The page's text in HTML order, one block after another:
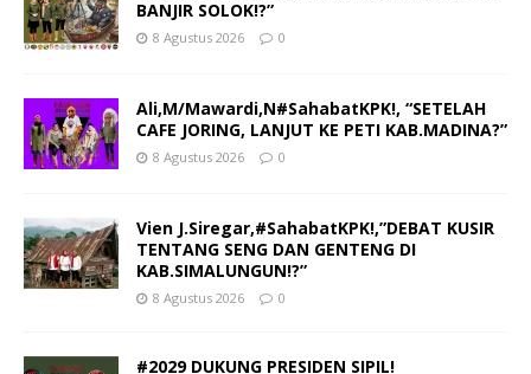
BANJIR SOLOK!?”
8 Agustus 2026 0
Ali,M/Mawardi,N#SahabatKPK!, “SETELAH
CAFE JORING, LANJUT KE PETI KAB.MADINA?”
8 Agustus 2026 0
Vien J.Siregar,#SahabatKPK!,”DEBAT KUSIR
TENTANG SENG DAN GENTENG DI
KAB.SIMALUNGUN!?”
8 Agustus 2026 0
#2029 DUKUNG PRESIDEN SIPIL!